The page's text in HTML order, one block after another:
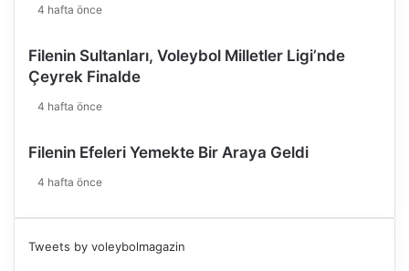
4 hafta önce
Filenin Sultanları, Voleybol Milletler Ligi’nde
Çeyrek Finalde
4 hafta önce
Filenin Efeleri Yemekte Bir Araya Geldi
4 hafta önce
Tweets by voleybolmagazin